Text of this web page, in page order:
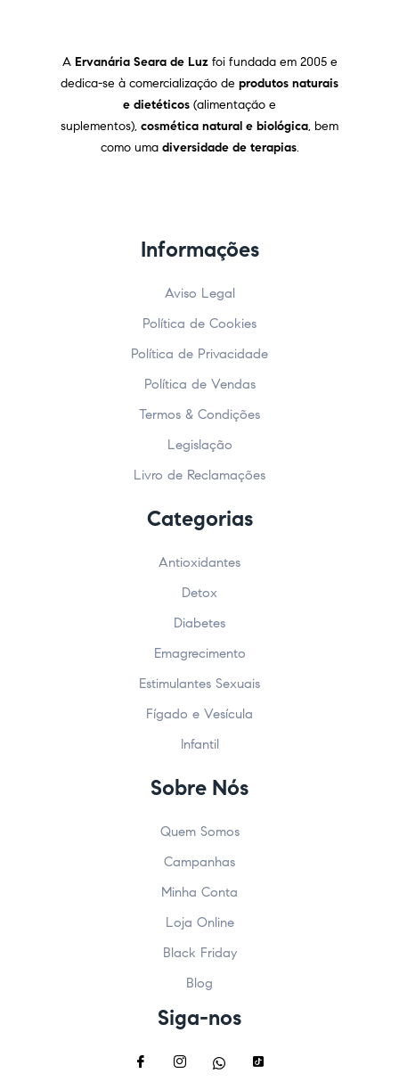
A Ervanária Seara de Luz foi fundada em 2005 e
dedica-se à comercialização de produtos naturais
e dietéticos (alimentação e
suplementos), cosmética natural e biológica, bem
como uma diversidade de terapias.
Informações
Aviso Legal
Política de Cookies
Política de Privacidade
Política de Vendas
Termos & Condições
Legislação
Livro de Reclamações
Categorias
Antioxidantes
Detox
Diabetes
Emagrecimento
Estimulantes Sexuais
Fígado e Vesícula
Infantil
Sobre Nós
Quem Somos
Campanhas
Minha Conta
Loja Online
Black Friday
Blog
Siga-nos